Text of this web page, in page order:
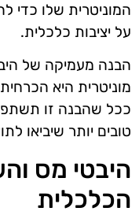
המוניטרית שלו
על יציבות כלכלית.
הבנה מעמיקה של
מוניטרית היא
ככל שהבנה זו
טובים יותר שיביאו
היבטי מס
הכלכלית